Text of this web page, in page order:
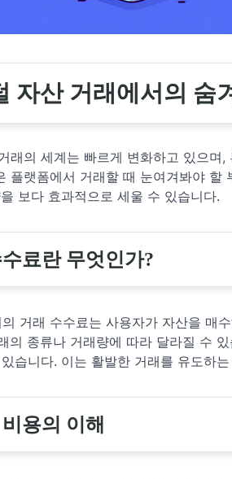
자산 거래에서의 숨
래의 세계는 빠르게 변화하고 있으
플랫폼에서 거래할 때 눈여겨봐야
보다 효과적으로 세울 수 있습니다.
료란 무엇인가?
거래 수수료는 사용자가 자산을 매
의 종류나 거래량에 따라 달라질 수
습니다. 이는 활발한 거래를 유도하
용의 이해